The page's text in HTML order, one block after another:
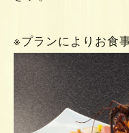
※プランによりお食